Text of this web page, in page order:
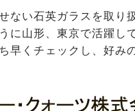
ない石英ガラスを取り
に山形、東京で活躍し
早くチェックし、好み